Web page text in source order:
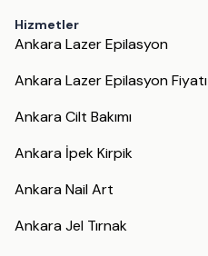
Hizmetler
Ankara Lazer Epilasyon
Ankara Lazer Epilasyon Fiyatı
Ankara Cilt Bakımı
Ankara İpek Kirpik
Ankara Nail Art
Ankara Jel Tırnak